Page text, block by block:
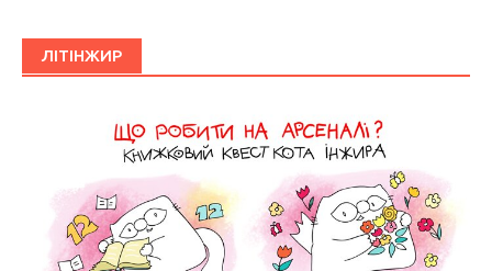
ЛІТІНЖИР